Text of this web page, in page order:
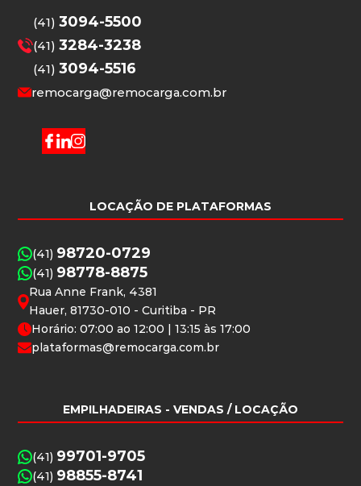
(41)3094-5500
(41)3284-3238
(41)3094-5516
remocarga@remocarga.com.br
LOCAÇÃO DE PLATAFORMAS
(41) 98720-0729
(41) 98778-8875
Rua Anne Frank, 4381
Hauer, 81730-010 - Curitiba - PR
Horário: 07:00 ao 12:00 | 13:15 às 17:00
plataformas@remocarga.com.br
EMPILHADEIRAS - VENDAS / LOCAÇÃO
(41) 99701-9705
(41) 98855-8741